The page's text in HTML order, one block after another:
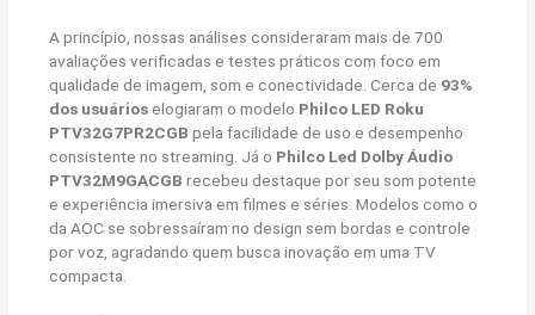
A princípio, nossas análises consideraram mais de 700
avaliações verificadas e testes práticos com foco em
qualidade de imagem, som e conectividade. Cerca de 93%
dos usuárioselogiaram o modelo Philco LED Roku
PTV32G7PR2CGB pela facilidade de uso e desempenho
consistente no streaming. Já o Philco Led Dolby Áudio
PTV32M9GACGB recebeu destaque por seu som potente
e experiência imersiva em filmes e séries. Modelos como o
da AOC se sobressaíram no design sem bordas e controle
por voz, agradando quem busca inovação em uma TV
compacta.